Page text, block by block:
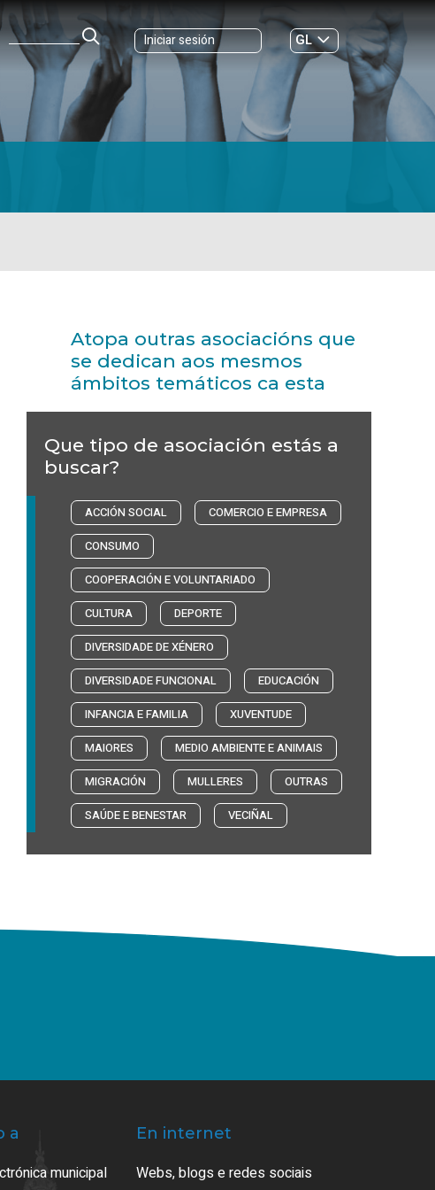
Iniciar sesión
GL
ES|
Atopa outras asociacións que
se dedican aos mesmos
ámbitos temáticos ca esta
Que tipo de asociación estás a
buscar?
ACCIÓN SOCIAL
COMERCIO E EMPRESA
CONSUMO
COOPERACIÓN E VOLUNTARIADO
CULTURA
DEPORTE
DIVERSIDADE DE XÉNERO
DIVERSIDADE FUNCIONAL
EDUCACIÓN
INFANCIA E FAMILIA
XUVENTUDE
MAIORES
MEDIO AMBIENTE E ANIMAIS
MIGRACIÓN
MULLERES
OUTRAS
SAÚDE E BENESTAR
VECIÑAL
a
municipal
En internet
Webs, blogs e redes sociais